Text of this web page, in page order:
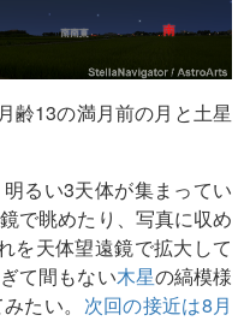
齢13の満月前の月と土星
るい3天体が集まってい
で眺めたり、写真に収め
を天体望遠鏡で拡大して
て間もない木星の縞模様
たい。 次回の接近は8月